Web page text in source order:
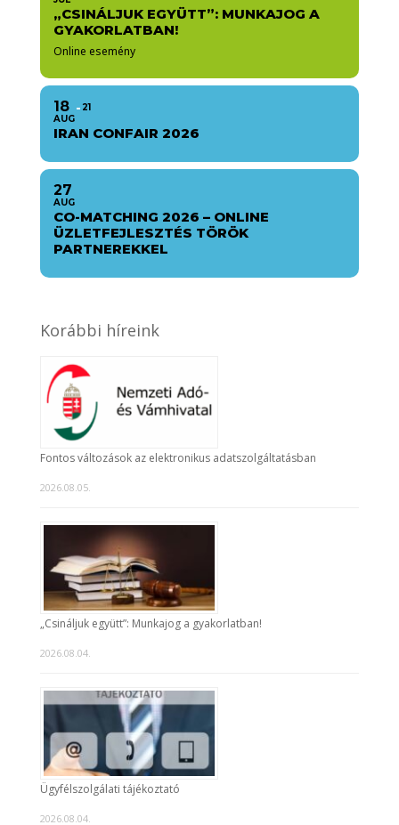
„CSINÁLJUK EGYÜTT”: MUNKAJOG A
GYAKORLATBAN!
Online esemény
18
AUG
21
IRAN CONFAIR 2026
27
AUG
CO-MATCHING 2026 – ONLINE
ÜZLETFEJLESZTÉS TÖRÖK
PARTNEREKKEL
Korábbi híreink
Fontos változások az elektronikus adatszolgáltatásban
2026.08.05.
„Csináljuk együtt”: Munkajog a gyakorlatban!
2026.08.04.
Ügyfélszolgálati tájékoztató
2026.08.04.